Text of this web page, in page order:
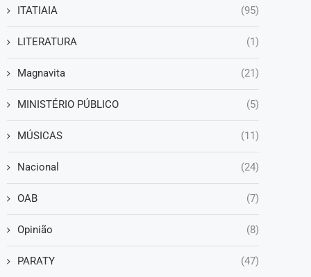
ITATIAIA (95)
LITERATURA (1)
Magnavita (21)
MINISTÉRIO PÚBLICO (5)
MÚSICAS (11)
Nacional (24)
OAB (7)
Opinião (8)
PARATY (47)